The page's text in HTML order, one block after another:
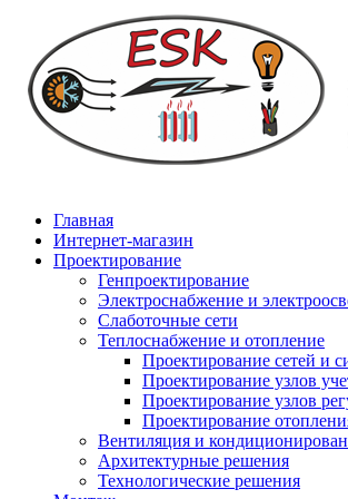
Главная
Интернет-магазин
Проектирование
Генпроектирование
Электроснабжение и
Слаботочные сети
Теплоснабжение и отопление
Проектирование сетей и
Проектирование узлов
Проектирование узлов
Проектирование
Вентиляция и
Архитектурные решения
Технологические решения